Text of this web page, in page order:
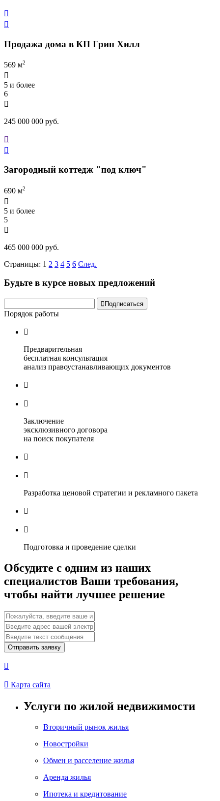


Продажа дома в КП Грин Хилл
569 м2

5 и более
6

245 000 000 руб.


Загородный коттедж "под ключ"
690 м2

5 и более
5

465 000 000 руб.
Страницы: 1 2 3 4 5 6 След.
Будьте в курсе новых предложений
 Подписаться
Порядок работы

Предварительная
бесплатная консультация
анализ правоустанавливающих документов


Заключение
эксклюзивного договора
на поиск покупателя


Разработка ценовой стратегии и рекламного пакета


Подготовка и проведение сделки
Обсудите с одним из наших
специалистов Ваши требования,
чтобы найти лучшее решение
Отправить заявку

 Карта сайта
Услуги по жилой недвижимости
Вторичный рынок жилья
Новостройки
Обмен и расселение жилья
Аренда жилья
Ипотека и кредитование